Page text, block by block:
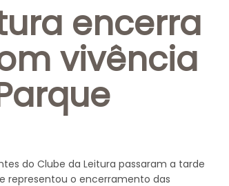
encerra
vivência
do Clube da Leitura passaram a tarde
representou o encerramento das